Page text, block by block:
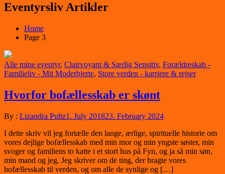
Eventyrsliv Artikler
Home
Page 3
Alle mine eventyr, Clairvoyant & Særlig Sensitiv, Forældreskab -
Familieliv - Mit Moderhjerte, Store verden - karriere & rejser
Hvorfor bofællesskab er skønt
By : Lizandra Pultz1. July 201823. February 2024
I dette skriv vil jeg fortælle den lange, ærlige, spirituelle historie om
vores dejlige bofællesskab med min mor og min yngste søster, min
svoger og familiens to katte i et stort hus på Fyn, og ja så min søn,
min mand og jeg. Jeg skriver om de ting, der bragte vores
bofællesskab til verden, og om alle de synlige og […]